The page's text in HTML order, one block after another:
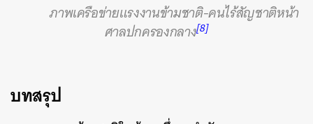
ภาพเครือข่ายแรงงานข้ามชาติ-คนไร้สัญชาติหน้า
ศาลปกครองกลาง[8]
บทสรุป